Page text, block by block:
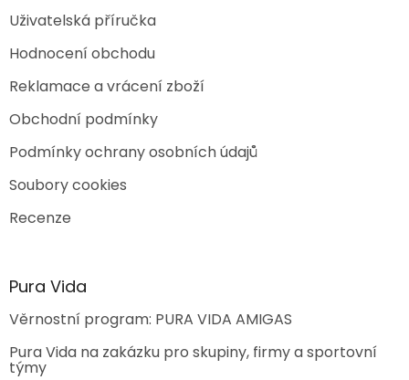
Uživatelská příručka
Hodnocení obchodu
Reklamace a vrácení zboží
Obchodní podmínky
Podmínky ochrany osobních údajů
Soubory cookies
Recenze
Pura Vida
Věrnostní program: PURA VIDA AMIGAS
Pura Vida na zakázku pro skupiny, firmy a sportovní
týmy